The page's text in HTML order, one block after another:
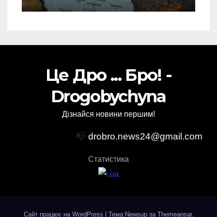
Це Дро ... Бро! -
Drogobychyna
Дізнайся новини першим!
📭 drobro.news24@gmail.com
Статистика
Сайт працює на WordPress Тема:Newsup за Themeansar.